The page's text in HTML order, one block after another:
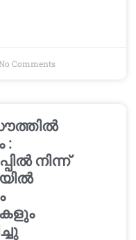
No Comments
:
നിന്ന്